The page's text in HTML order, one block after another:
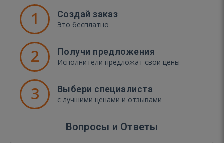
1 Создай заказ
Это бесплатно
2 Получи предложения
Исполнители предложат свои цены
3 Выбери специалиста
с лучшими ценами и отзывами
Вопросы и Ответы